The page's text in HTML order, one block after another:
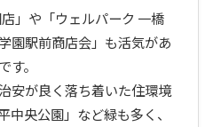
」や「ウェルパーク 一橋
園駅前商店会」も活気があ
す。
安が良く落ち着いた住環境
中央公園」など緑も多く、